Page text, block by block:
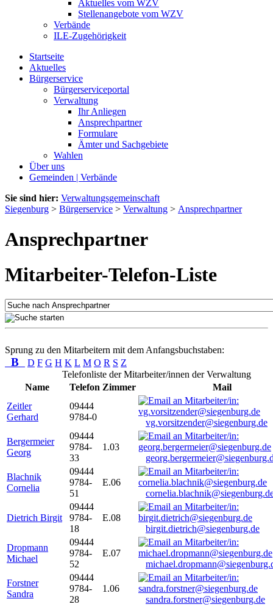
Aktuelles vom WZV
Stellenangebote vom WZV
Verbände
ILE-Zugehörigkeit
Startseite
Aktuelles
Bürgerservice
Bürgerserviceportal
Verwaltung
Ihr Anliegen
Ansprechpartner
Formulare
Ämter und Sachgebiete
Wahlen
Über uns
Gemeinden | Verbände
Sie sind hier: Verwaltungsgemeinschaft
Siegenburg > Bürgerservice > Verwaltung > Ansprechpartner
Ansprechpartner
Mitarbeiter-Telefon-Liste
Sprung zu den Mitarbeitern mit dem Anfangsbuchstaben:
B D F G H K L M O R S Z
Telefonliste der Mitarbeiter/innen der Verwaltung
Name
Telefon Zimmer
Mail
Zeitler
Gerhard
09444
9784-0
vg.vorsitzender@siegenburg.de
Bergermeier
Georg
09444
9784-
33
1.03
Blachnik
Cornelia
09444
9784-
51
E.06
Dietrich Birgit
09444
9784-
18
E.08
birgit.dietrich@siegenburg.de
Dropmann
Michael
09444
9784-
52
E.07
Forstner
Sandra
09444
9784-
28
1.06
sandra.forstner@siegenburg.de